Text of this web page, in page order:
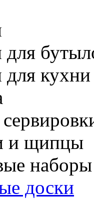
для
для кухни
и щипцы
наборы
доски